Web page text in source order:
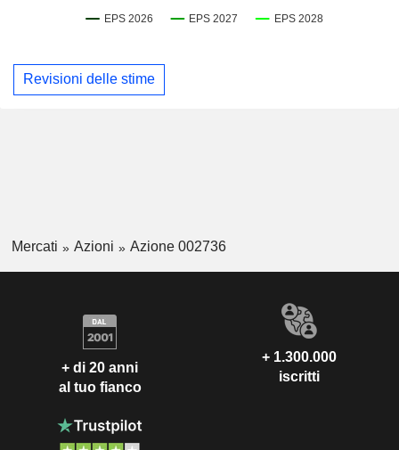
Revisioni delle stime
Mercati Azioni Azione 002736
+ di 20 anni
al tuo fianco
+ 1.300.000
iscritti